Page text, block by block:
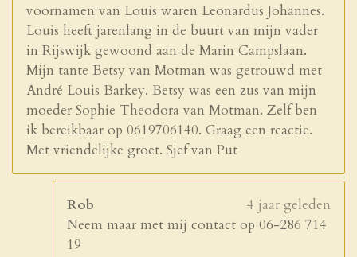
voornamen van Louis waren Leonardus Johannes.
Louis heeft jarenlang in de buurt van mijn vader
in Rijswijk gewoond aan de Marin Campslaan.
Mijn tante Betsy van Motman was getrouwd met
André Louis Barkey. Betsy was een zus van mijn
moeder Sophie Theodora van Motman. Zelf ben
ik bereikbaar op 0619706140. Graag een reactie.
Met vriendelijke groet. Sjef van Put
Rob
4 jaar geleden
Neem maar met mij contact op 06-286 714
19